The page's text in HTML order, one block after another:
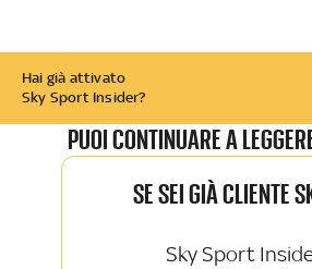
Hai già attivato
Sky Sport Insider?
PUOI CONTINUARE A
SE SEI GIÀ CLIENTE
Sky Sport